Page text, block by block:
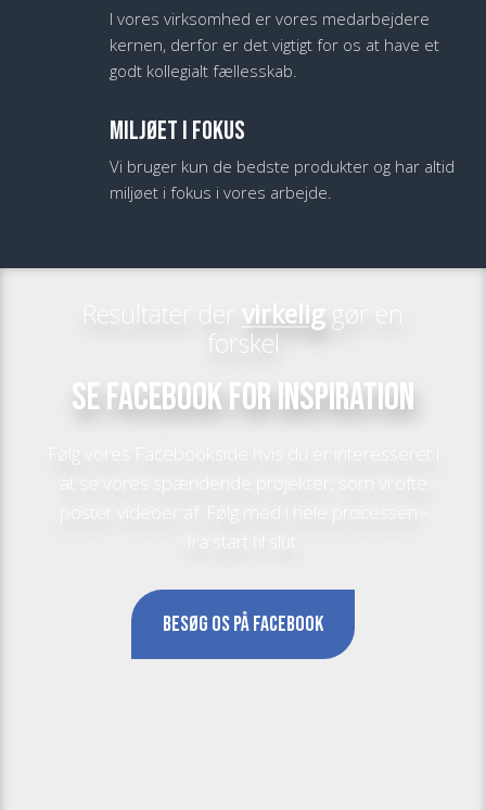
I vores virksomhed er vores medarbejdere
kernen, derfor er det vigtigt for os at have et
godt kollegialt fællesskab.
​MILJØET I FOKUS
Vi bruger kun de bedste produkter og har altid
miljøet i fokus i vores arbejde.
Resultater der virkeliggør en
forskel
​Se Facebook for inspiration
Besøg os på Facebook​